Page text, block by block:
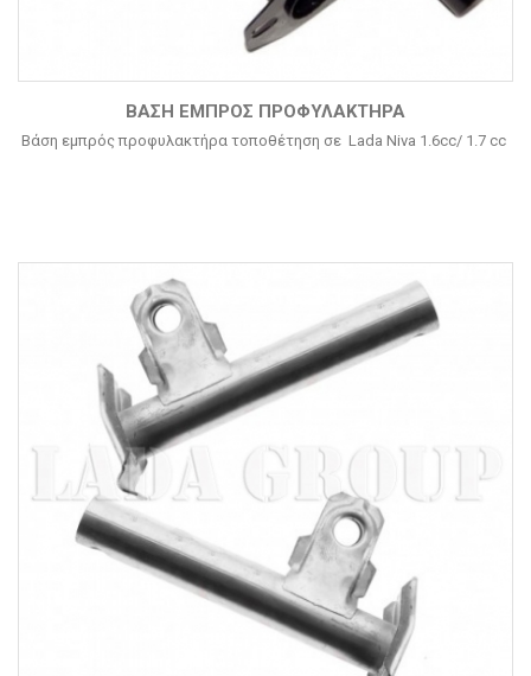
ΒΆΣΗ ΕΜΠΡΌΣ ΠΡΟΦΥΛΑΚΤΉΡΑ
Βάση εμπρός προφυλακτήρα τοποθέτηση σε Lada Niva 1.6cc/ 1.7 cc